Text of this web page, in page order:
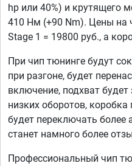
hp или 40%) и крутящего
410 Нм (+90 Nm). Цены на
Stage 1 = 19800 руб., а
При чип тюнинге будут
при разгоне, будет
включение, подхват
низких оборотов, коробка
будет переключать более
станет намного более
Профессиональный чип